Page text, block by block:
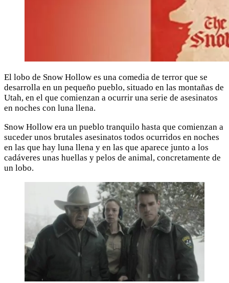
El lobo de Snow Hollow es una comedia de terror que se
desarrolla en un pequeño pueblo, situado en las montañas de
Utah, en el que comienzan a ocurrir una serie de asesinatos
en noches con luna llena.
Snow Hollow era un pueblo tranquilo hasta que comienzan a
suceder unos brutales asesinatos todos ocurridos en noches
en las que hay luna llena y en las que aparece junto a los
cadáveres unas huellas y pelos de animal, concretamente de
un lobo.